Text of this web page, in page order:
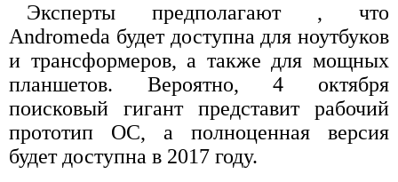
Эксперты предполагают , что
Andromeda будет доступна для ноутбуков
и трансформеров, а также для мощных
планшетов. Вероятно, 4 октября
поисковый гигант представит рабочий
прототип ОС, а полноценная версия
будет доступна в 2017 году.